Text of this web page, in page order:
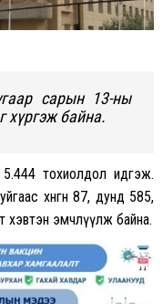
сарын 13-ны
хүргэж байна.
тохиолдол идгэж.
хөнгөн 87, дунд 585,
хэвтэн эмчлүүлж байна.